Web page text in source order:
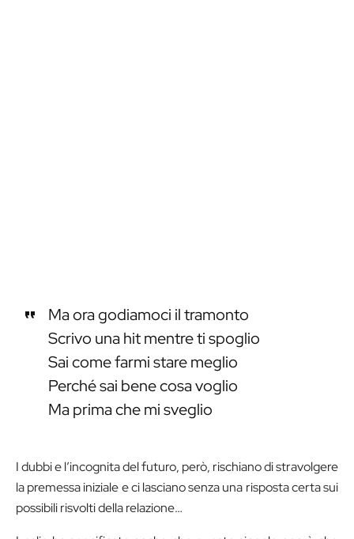
Ma ora godiamoci il tramonto
Scrivo una hit mentre ti spoglio
Sai come farmi stare meglio
Perché sai bene cosa voglio
Ma prima che mi sveglio
I dubbi e l’incognita del futuro, però, rischiano di stravolgere
la premessa iniziale e ci lasciano senza una risposta certa sui
possibili risvolti della relazione…